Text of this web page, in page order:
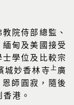
院侍部總監、
甸及美國接受
學位及比較宗
城妙香林寺上 廣
師圓寂，隨後
港。